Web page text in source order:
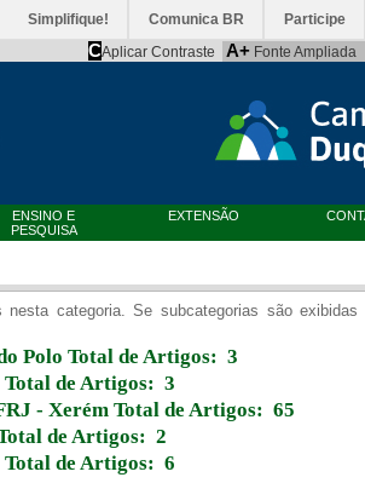
Simplifique! Comunica BR Participe
CAplicar Contraste A+ Fonte Ampliada
ENSINO E
PESQUISA
EXTENSÃO
nesta categoria. Se subcategorias são
Polo Total de Artigos: 3
Total de Artigos: 3
- Xerém Total de Artigos: 65
de Artigos: 2
Total de Artigos: 6